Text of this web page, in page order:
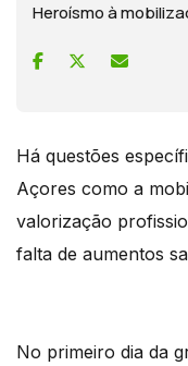
Heroísmo à
Há questões
Açores como a
valorização
falta de aumentos
No primeiro dia da